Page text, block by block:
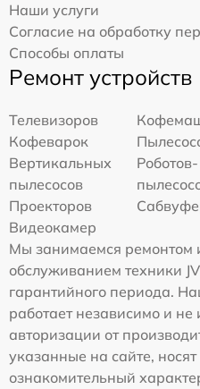
Наши услуги
Согласие на обработку
Способы оплаты
Ремонт устройств
Телевизоров
Кофеварок
Вертикальных
пылесосов
Роботов-
Проекторов
Видеокамер
Мы занимаемся ремонтом
обслуживанием техники
гарантийного периода.
работает независимо и
авторизации от
указанные на сайте,
ознакомительный